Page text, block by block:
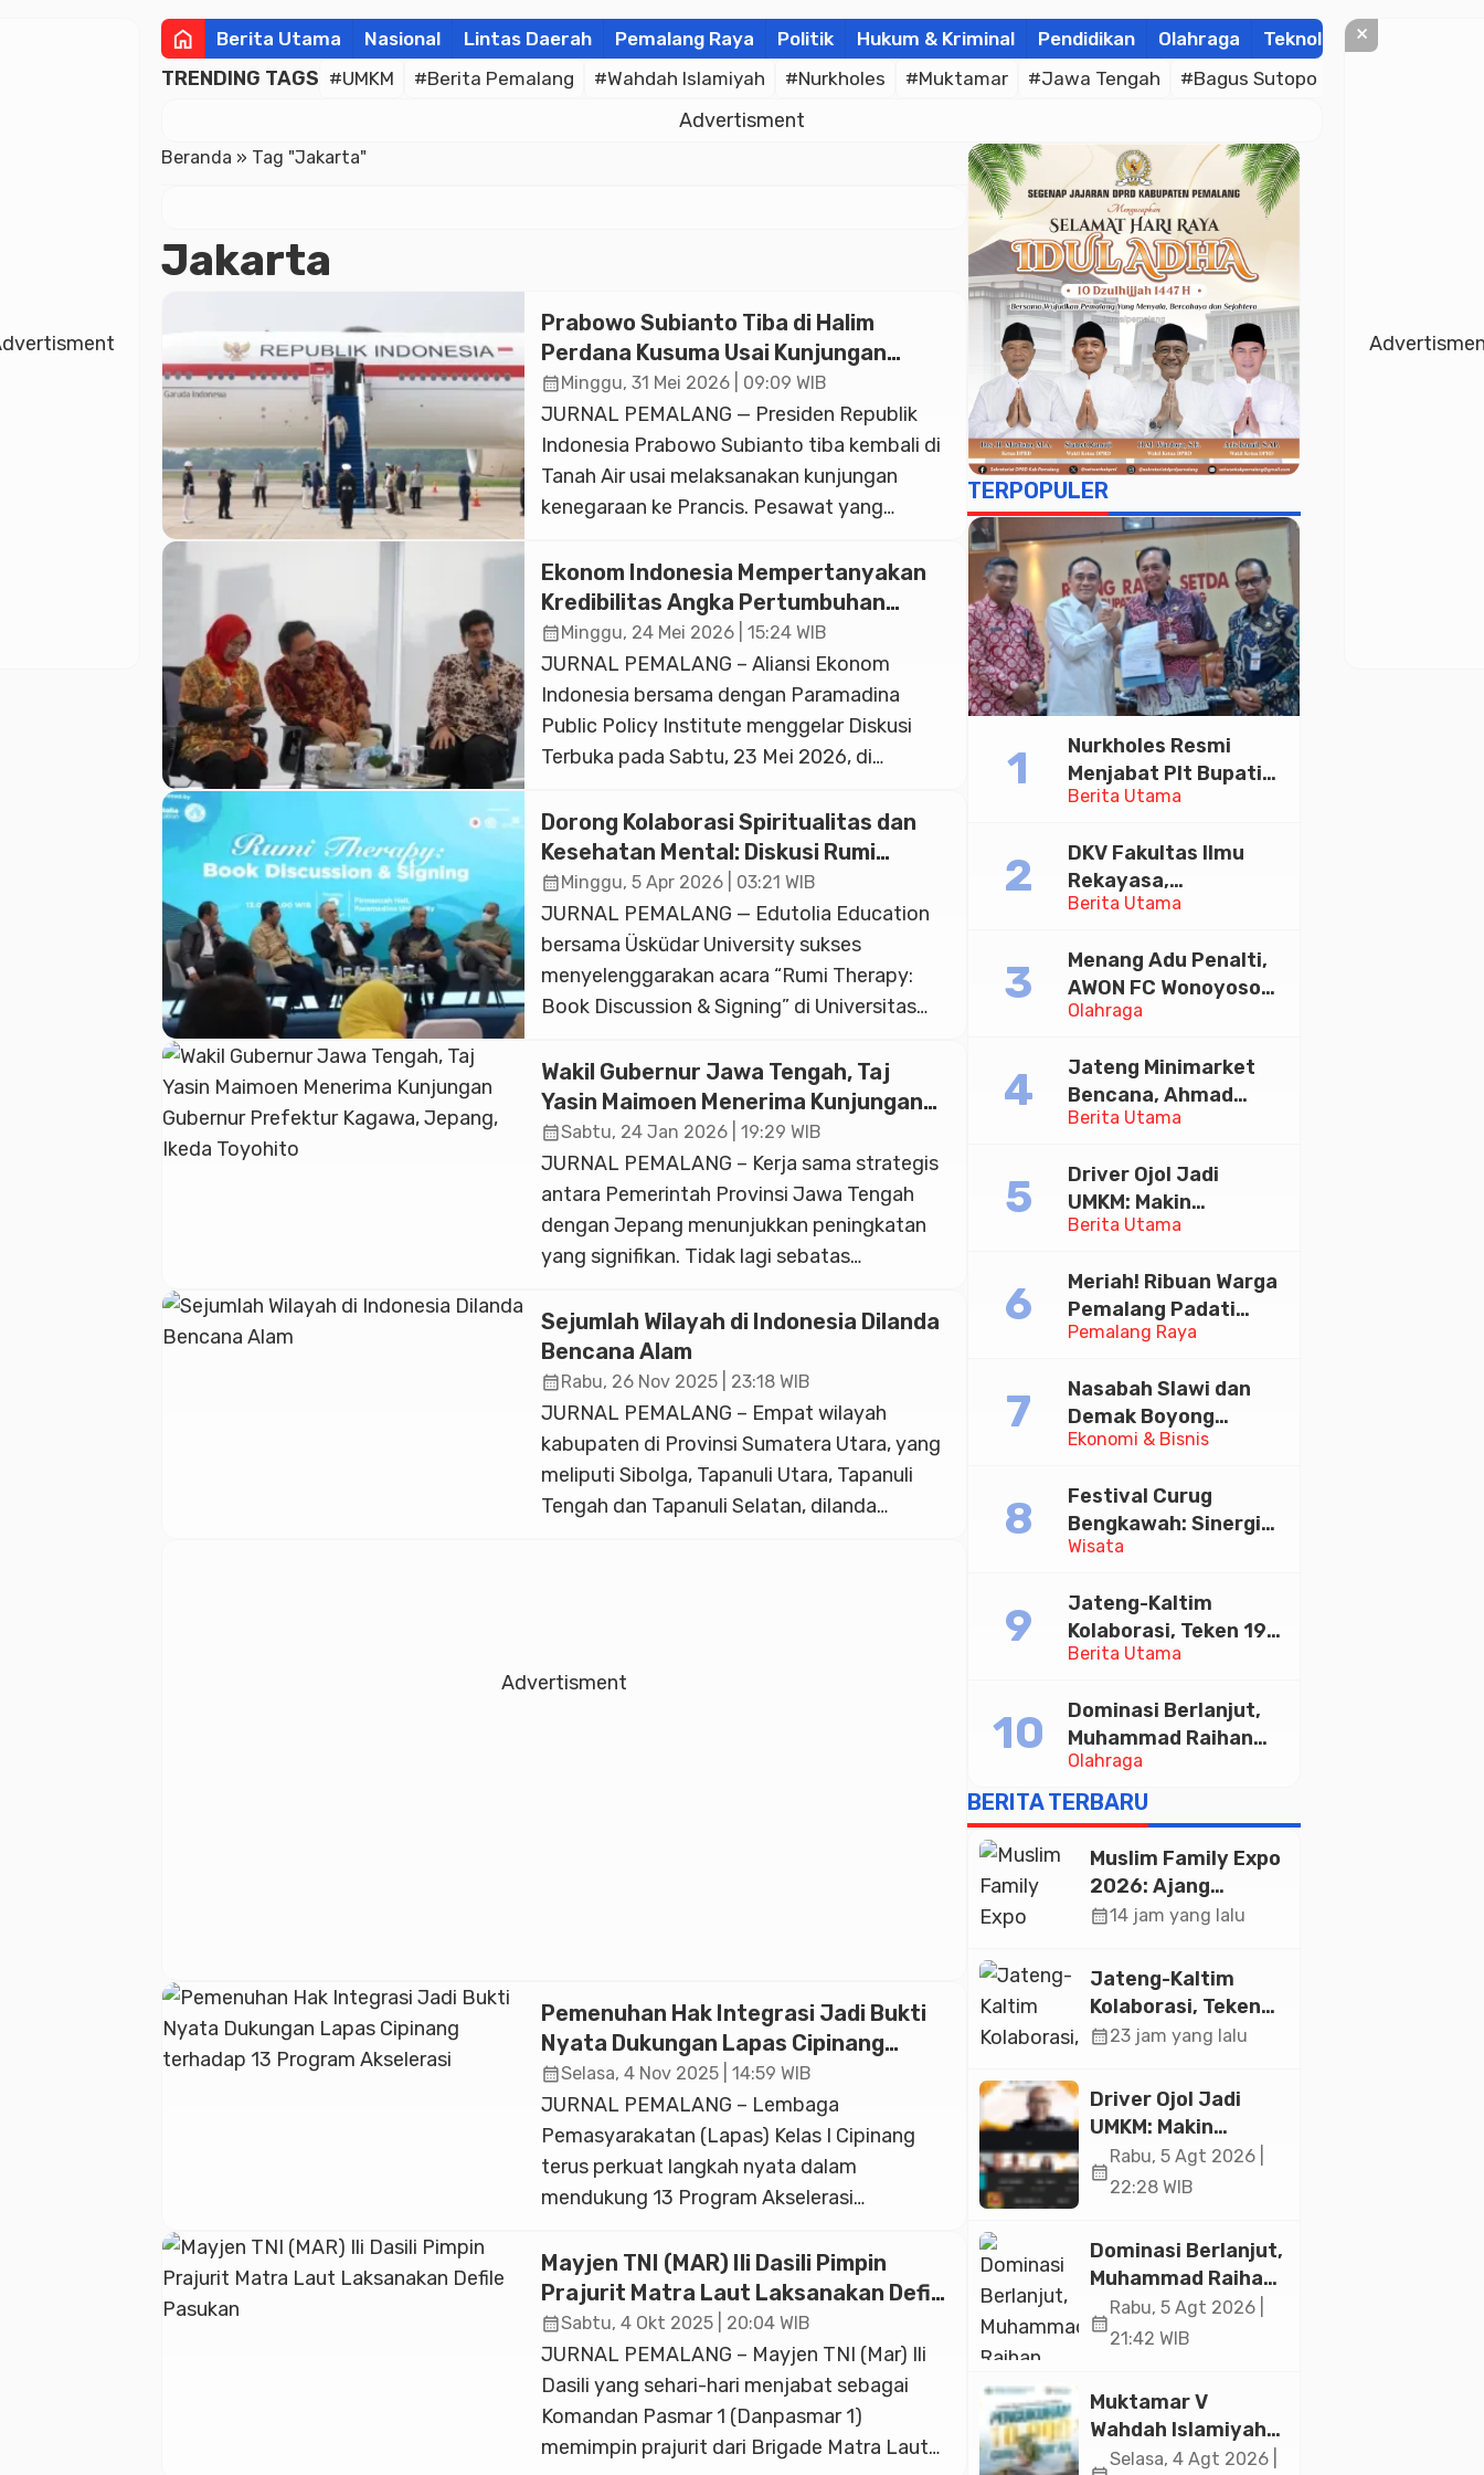
home Berita Utama Nasional Lintas Daerah Pemalang Raya Politik Hukum & Kriminal Pendidikan Olahraga Teknologi
TRENDING TAGS #UMKM #Berita Pemalang #Wahdah Islamiyah #Nurkholes #Muktamar #Jawa Tengah #Bagus Sutopo
Advertisment
Beranda » Tag "Jakarta"
Jakarta
Prabowo Subianto Tiba di Halim
Perdana Kusuma Usai Kunjungan
Kenegaraan ke Prancis
calendar_monthMinggu, 31 Mei 2026 | 09:09 WIB
JURNAL PEMALANG — Presiden Republik
Indonesia Prabowo Subianto tiba kembali di
Tanah Air usai melaksanakan kunjungan
kenegaraan ke Prancis. Pesawat yang
Udara TNI AU Halim Perdanakusuma,
Jakarta, pada Sabtu (30/5) pukul 09.50 WIB.
Prabowo disambut Wakil Presiden RI Gibran
Rakabuming Raka, Menteri Pertahanan
Sjafrie Sjamsoeddin, Kapolri Jenderal Polisi
Listyo Sigit […]
Ekonom Indonesia Mempertanyakan
Kredibilitas Angka Pertumbuhan
5,61%: Tumbuh Tapi Rapuh
calendar_monthMinggu, 24 Mei 2026 | 15:24 WIB
JURNAL PEMALANG – Aliansi Ekonom
Indonesia bersama dengan Paramadina
Public Policy Institute menggelar Diskusi
Terbuka pada Sabtu, 23 Mei 2026, di
menelaah secara kritis angka pertumbuhan
PDB Kuartal I 2026 sebesar 5,61% YoY yang
dirilis Badan Pusat Statistik (BPS), sekaligus
memaparkan kerentanan struktural ekonomi
Indonesia yang mendasarinya. BPS merilis
angka pertumbuhan […]
Dorong Kolaborasi Spiritualitas dan
Kesehatan Mental: Diskusi Rumi
Therapy Digelar di Jakarta
calendar_monthMinggu, 5 Apr 2026 | 03:21 WIB
JURNAL PEMALANG — Edutolia Education
bersama Üsküdar University sukses
menyelenggarakan acara “Rumi Therapy:
Book Discussion & Signing” di Universitas
bagian dari upaya menghadirkan ruang
dialog intelektual yang menghubungkan
psikologi modern, neurosains, dan
spiritualitas Islam dalam konteks kesehatan
mental kontemporer. Acara ini menghadirkan
langsung penulis buku best seller Rumi
Therapy, Prof. […]
Wakil Gubernur Jawa Tengah, Taj
Yasin Maimoen Menerima Kunjungan
Gubernur Prefektur Kagawa, Jepang,
Ikeda Toyohito
calendar_monthSabtu, 24 Jan 2026 | 19:29 WIB
JURNAL PEMALANG – Kerja sama strategis
antara Pemerintah Provinsi Jawa Tengah
dengan Jepang menunjukkan peningkatan
yang signifikan. Tidak lagi sebatas
pihak kini naik level dengan menyiapkan
pekerja asal Jawa Tengah untuk menduduki
posisi manajerial atau bos di perusahaan-
perusahaan Jepang. Hal tersebut
disampaikan Wakil Gubernur Jawa Tengah,
Taj Yasin Maimoen, usai […]
Sejumlah Wilayah di Indonesia Dilanda
Bencana Alam
calendar_monthRabu, 26 Nov 2025 | 23:18 WIB
JURNAL PEMALANG – Empat wilayah
kabupaten di Provinsi Sumatera Utara, yang
meliputi Sibolga, Tapanuli Utara, Tapanuli
Tengah dan Tapanuli Selatan, dilanda
sementara yang dihimpun oleh Pusat
Advertisment
Pemenuhan Hak Integrasi Jadi Bukti
Nyata Dukungan Lapas Cipinang
terhadap 13 Program Akselerasi
calendar_monthSelasa, 4 Nov 2025 | 14:59 WIB
JURNAL PEMALANG – Lembaga
Pemasyarakatan (Lapas) Kelas I Cipinang
terus perkuat langkah nyata dalam
mendukung 13 Program Akselerasi
Menteri Imigrasi dan Pemasyarakatan, Agus
Andrianto. Salah satu bentuk konkret dari
komitmen tersebut adalah percepatan
pemenuhan hak integrasi bagi Warga Binaan,
khususnya melalui program Pembebasan
Bersyarat (PB), yang menjadi bagian
penting dari proses […]
Mayjen TNI (MAR) Ili Dasili Pimpin
Prajurit Matra Laut Laksanakan Defile
Pasukan
calendar_monthSabtu, 4 Okt 2025 | 20:04 WIB
JURNAL PEMALANG – Mayjen TNI (Mar) Ili
Dasili yang sehari-hari menjabat sebagai
Komandan Pasmar 1 (Danpasmar 1)
memimpin prajurit dari Brigade Matra Laut
TERPOPULER
Berita Utama
Nurkholes Resmi
Menjabat Plt Bupati
Pemalang
Berita Utama
DKV Fakultas Ilmu
Rekayasa,
Universitas
Diskusi Desain
Olahraga
Menang Adu Penalti,
AWON FC Wonoyoso
Juara Bhayangkara
Berita Utama
Jateng Minimarket
Bencana, Ahmad
Luthfi Minta PMI Jadi
Berita Utama
Driver Ojol Jadi
UMKM: Makin
Sejahtera atau
Diskusi Paramadina
Pemalang Raya
Meriah! Ribuan Warga
Pemalang Padati
Kirab Festival Kamir
Ekonomi & Bisnis
Nasabah Slawi dan
Demak Boyong
Toyota Innova Zenix
Tabungan Bima Bank
Jateng
Wisata
Festival Curug
Bengkawah: Sinergi
Desa Sikasur dan
Memajukan Wisata
serta UMKM Lokal
Berita Utama
Jateng-Kaltim
Kolaborasi, Teken 19
Kerja Sama Ekonomi
Olahraga
Dominasi Berlanjut,
Muhammad Raihan
Fadila Sabet Emas
Kyorugi di Asian
Taekwondo Indonesia
Open 2026
BERITA TERBARU
Muslim Family Expo
2026: Ajang
Silaturahim dan
Ekonomi Halal di
Jakarta
calendar_month14 jam yang lalu
Jateng-Kaltim
Kolaborasi, Teken
19 Kerja Sama
20,2 Triliun
calendar_month23 jam yang lalu
Driver Ojol Jadi
UMKM: Makin
Sejahtera atau
Merana? Ini
Paramadina
calendar_month
Rabu, 5 Agt 2026 |
22:28 WIB
Dominasi Berlanjut,
Muhammad Raihan
Fadila Sabet Emas
Kyorugi di Asian
Indonesia Open
2026
calendar_month
Rabu, 5 Agt 2026 |
21:42 WIB
Muktamar V
Wahdah Islamiyah
Akan Kukuhkan
Selasa, 4 Agt 2026 |
×